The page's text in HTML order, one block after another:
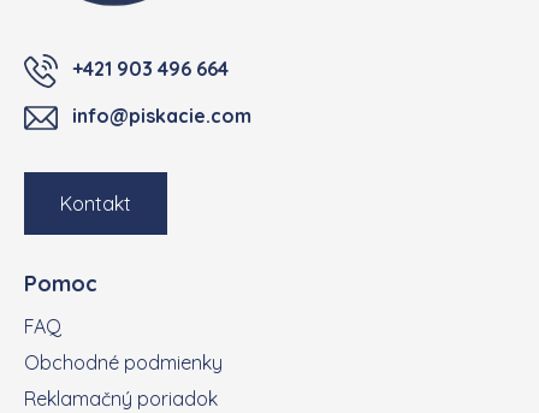
+421 903 496 664
info@piskacie.com
Kontakt
Pomoc
FAQ
Obchodné podmienky
Reklamačný poriadok